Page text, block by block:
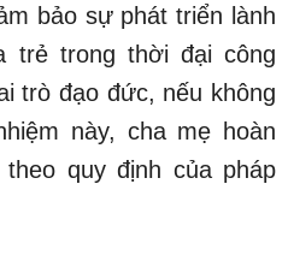
bảo sự phát triển lành
trẻ trong thời đại công
trò đạo đức, nếu không
này, cha mẹ hoàn
quy định của pháp